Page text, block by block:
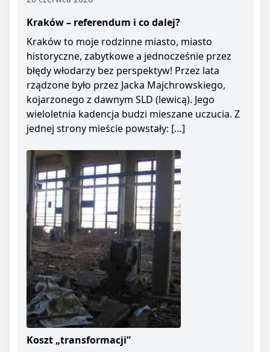
Kraków – referendum i co dalej?
Kraków to moje rodzinne miasto, miasto
historyczne, zabytkowe a jednocześnie przez
błędy włodarzy bez perspektyw! Przez lata
rządzone było przez Jacka Majchrowskiego,
kojarzonego z dawnym SLD (lewicą). Jego
wieloletnia kadencja budzi mieszane uczucia. Z
jednej strony mieście powstały: […]
Koszt „transformacji”